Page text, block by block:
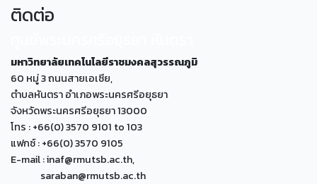
ติดต่อ
มหาวิทยาลัยเทคโนโลยีราชมงคลสุวรรณภูมิ
60 หมู่ 3 ถนนสายเอเซีย,
ตำบลหันตรา อำเภอพระนครศรีอยุธยา
จังหวัดพระนครศรีอยุธยา 13000
โทร : +66(0) 3570 9101 to 103
แฟกซ์ : +66(0) 3570 9105
E-mail : inaf@rmutsb.ac.th,
saraban@rmutsb.ac.th